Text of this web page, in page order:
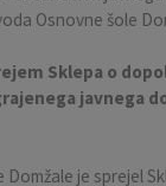
Osnovne šole
Sklepa o
javnega
Domžale je sprejel